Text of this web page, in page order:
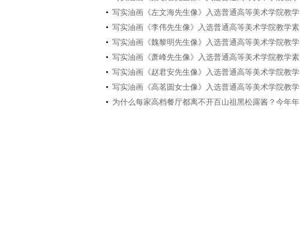
写实油画《左文海先生像》入选普通高等美术学院教学
写实油画《李伟先生像》入选普通高等美术学院教学素
写实油画《魏黎明先生像》入选普通高等美术学院教学
写实油画《萧峰先生像》入选普通高等美术学院教学素
写实油画《赵君安先生像》入选普通高等美术学院教学
写实油画《高茗圆女士像》入选普通高等美术学院教学
为什么每家高档餐厅都离不开百山祖黑松露酱？今年年